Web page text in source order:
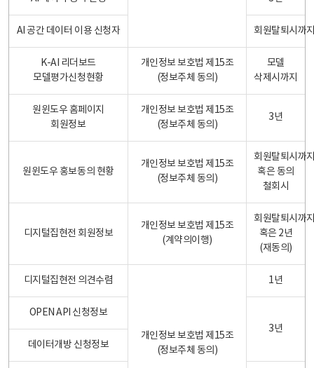
AI 공간 데이터 이용 신청자 회원탈퇴시까
K-AI 리더보드
모델평가신청현황
개인정보 보호법 제15조
(정보주체 동의)
모델
삭제시까지
원윈도우 홈페이지
회원정보
개인정보 보호법 제15조
(정보주체 동의)
3년
원윈도우 홍보동의 현황
개인정보 보호법 제15조
(정보주체 동의)
회원탈퇴시까
혹은 동의
철회시
디지털집현전 회원정보
개인정보 보호법 제15조
(계약의이행)
회원탈퇴시까
혹은 2년
(재동의)
디지털집현전 의견수렴
개인정보 보호법 제15조
(정보주체 동의)
1년
OPEN API 신청정보
3년
데이터개방 신청정보